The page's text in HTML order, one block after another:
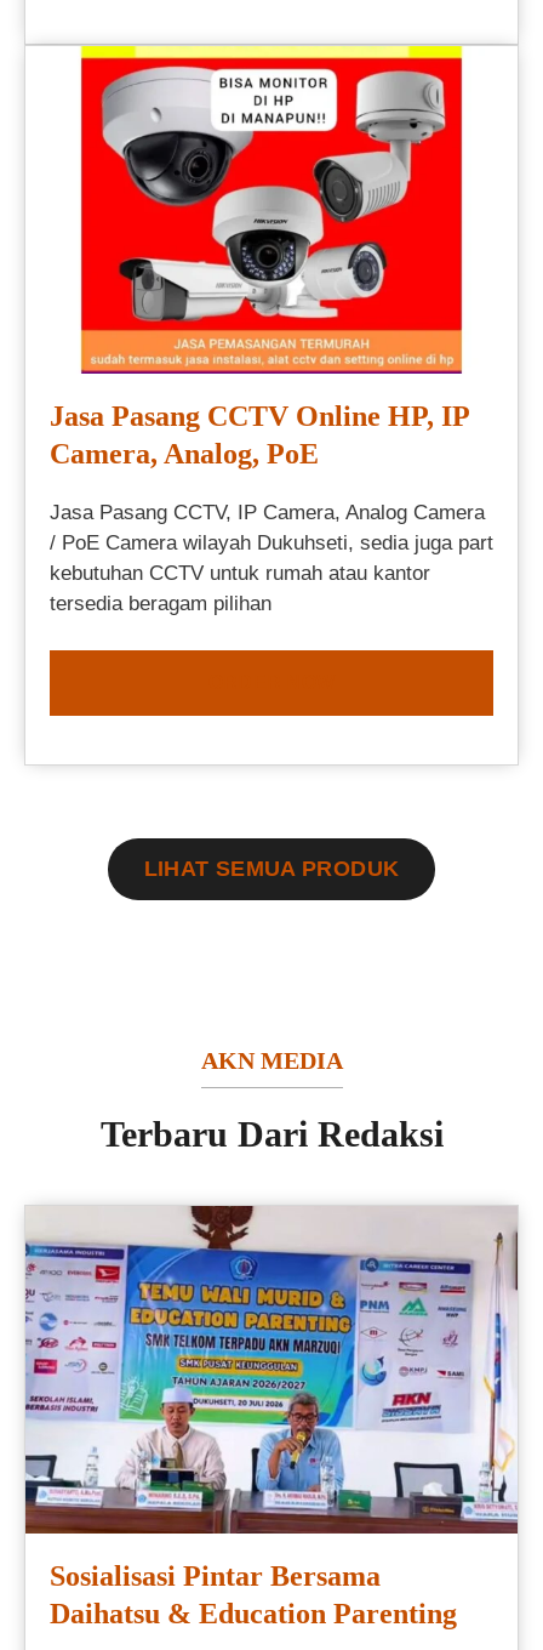
Jasa Pasang CCTV Online HP, IP
Camera, Analog, PoE
Jasa Pasang CCTV, IP Camera, Analog Camera
/ PoE Camera wilayah Dukuhseti, sedia juga part
kebutuhan CCTV untuk rumah atau kantor
tersedia beragam pilihan
LIHAT SEMUA PRODUK
AKN MEDIA
Terbaru Dari Redaksi
Sosialisasi Pintar Bersama
Daihatsu & Education Parenting